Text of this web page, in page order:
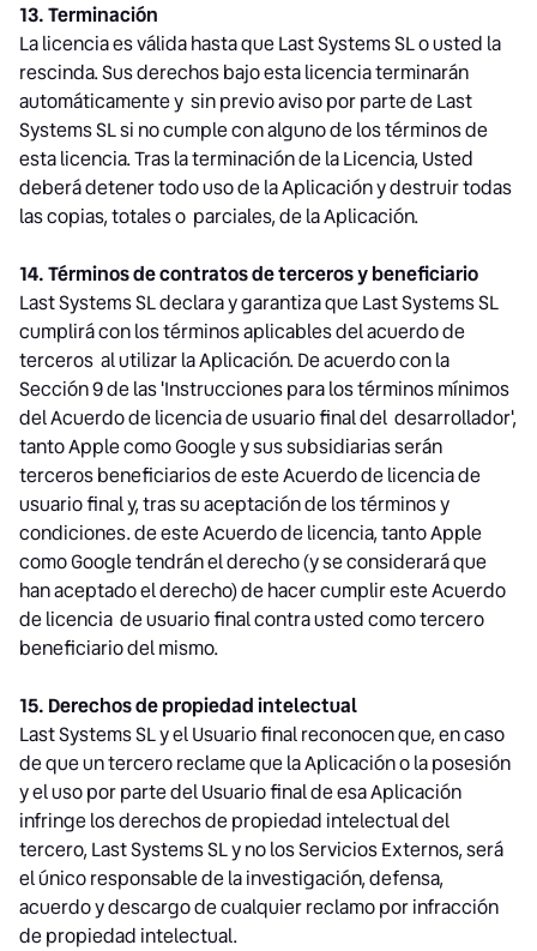
13. Terminación
La licencia es válida hasta que Last Systems SL o usted la
rescinda. Sus derechos bajo esta licencia terminarán
automáticamente y sin previo aviso por parte de Last
Systems SL si no cumple con alguno de los términos de
esta licencia. Tras la terminación de la Licencia, Usted
deberá detener todo uso de la Aplicación y destruir todas
las copias, totales o parciales, de la Aplicación.
14. Términos de contratos de terceros y beneficiario
Last Systems SL declara y garantiza que Last Systems SL
cumplirá con los términos aplicables del acuerdo de
terceros al utilizar la Aplicación. De acuerdo con la
Sección 9 de las 'Instrucciones para los términos mínimos
del Acuerdo de licencia de usuario final del desarrollador',
tanto Apple como Google y sus subsidiarias serán
terceros beneficiarios de este Acuerdo de licencia de
usuario final y, tras su aceptación de los términos y
condiciones. de este Acuerdo de licencia, tanto Apple
como Google tendrán el derecho (y se considerará que
han aceptado el derecho) de hacer cumplir este Acuerdo
de licencia de usuario final contra usted como tercero
beneficiario del mismo.
15. Derechos de propiedad intelectual
Last Systems SL y el Usuario final reconocen que, en caso
de que un tercero reclame que la Aplicación o la posesión
y el uso por parte del Usuario final de esa Aplicación
infringe los derechos de propiedad intelectual del
tercero, Last Systems SL y no los Servicios Externos, será
el único responsable de la investigación, defensa,
acuerdo y descargo de cualquier reclamo por infracción
de propiedad intelectual.